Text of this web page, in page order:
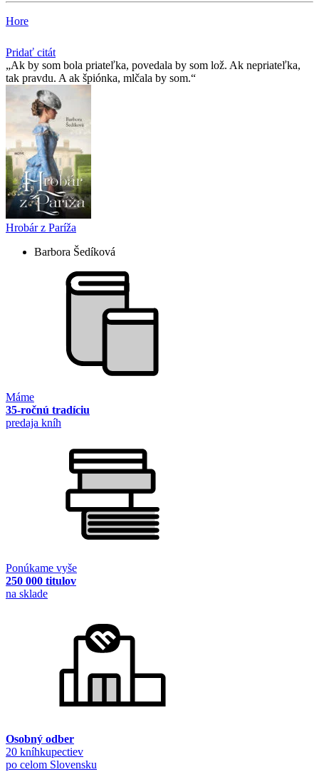
Hore
Pridať citát
Ak by som bola priateľka, povedala by som lož. Ak nepriateľka,
tak pravdu. A ak špiónka, mlčala by som.
Hrobár z Paríža
Barbora Šedíková
Máme
35-ročnú tradíciu
predaja kníh
Ponúkame vyše
250 000 titulov
na sklade
Osobný odber
20 kníhkupectiev
po celom Slovensku